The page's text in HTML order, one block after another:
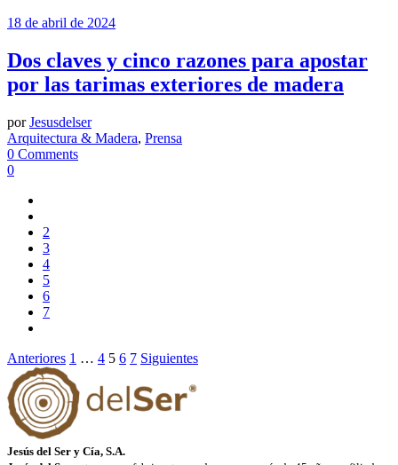
18 de abril de 2024
Dos claves y cinco razones para apostar
por las tarimas exteriores de madera
porJesusdelser
Arquitectura & Madera, Prensa
0 Comments
0
2
3
4
5
6
7
Paginación
de
entradas
Anteriores 1 … 4 5 6 7 Siguientes
Jesús del Ser y Cía, S.A.